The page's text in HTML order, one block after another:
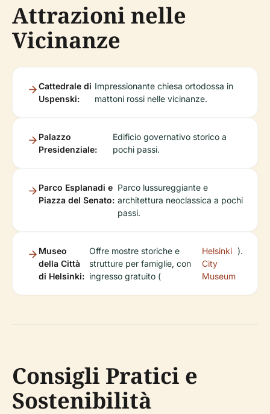
Attrazioni nelle
Vicinanze
Cattedrale di
Uspenski:
Impressionante chiesa ortodossa in
mattoni rossi nelle vicinanze.
Palazzo
Presidenziale:
Edificio governativo storico a
pochi passi.
Parco Esplanadi e
Piazza del Senato:
Parco lussureggiante e
architettura neoclassica a pochi
passi.
Museo
della Città
di Helsinki:
Offre mostre storiche e
strutture per famiglie, con
ingresso gratuito (
Helsinki
City
Museum
).
Consigli Pratici e
Sostenibilità